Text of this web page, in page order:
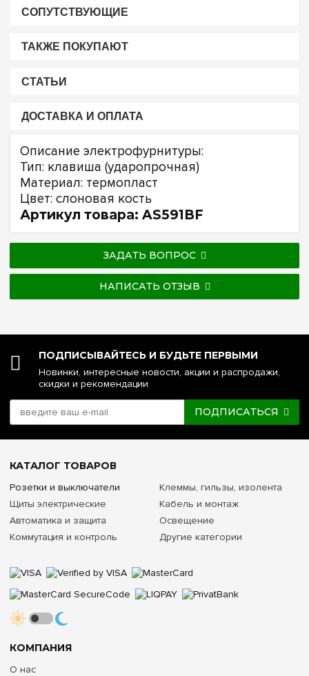
СОПУТСТВУЮЩИЕ
ТАКЖЕ ПОКУПАЮТ
СТАТЬИ
ДОСТАВКА И ОПЛАТА
Описание электрофурнитуры:
Тип: клавиша (ударопрочная)
Материал: термопласт
Цвет: слоновая кость
Артикул товара: AS591BF
ЗАДАТЬ ВОПРОС
НАПИСАТЬ ОТЗЫВ
ПОДПИСЫВАЙТЕСЬ И БУДЬТЕ ПЕРВЫМИ
Новинки, интересные новости, акции и распродажи,
скидки и рекомендации
ПОДПИСАТЬСЯ
КОМПАНИЯ
О нас
КАТАЛОГ ТОВАРОВ
Розетки и выключатели
Щиты электрические
Автоматика и защита
Коммутация и контроль
Клеммы, гильзы, изолента
Кабель и монтаж
Освещение
Другие категории